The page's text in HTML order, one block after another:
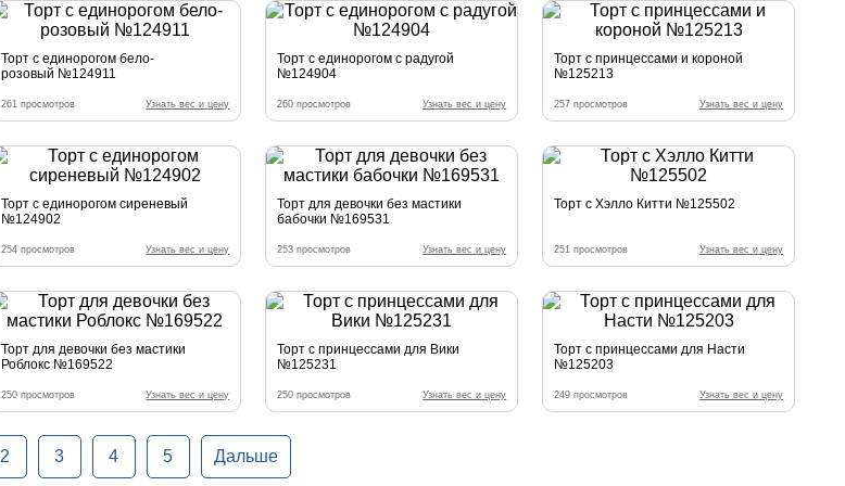
Торт с единорогом бело-
розовый №124911
261 просмотров Узнать вес и цену
Торт с единорогом с радугой
№124904
260 просмотров Узнать вес и цену
Торт с принцессами и короной
№125213
257 просмотров Узнать вес и цену
Торт с единорогом сиреневый
№124902
254 просмотров Узнать вес и цену
Торт для девочки без мастики
бабочки №169531
253 просмотров Узнать вес и цену
Торт с Хэлло Китти №125502
251 просмотров Узнать вес и цену
Торт для девочки без мастики
Роблокс №169522
250 просмотров Узнать вес и цену
Торт с принцессами для Вики
№125231
250 просмотров Узнать вес и цену
Торт с принцессами для Насти
№125203
249 просмотров Узнать вес и цену
2 3 4 5 Дальше